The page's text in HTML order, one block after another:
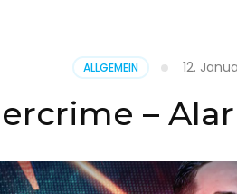
der
Produktion
ALLGEMEIN 12.
–